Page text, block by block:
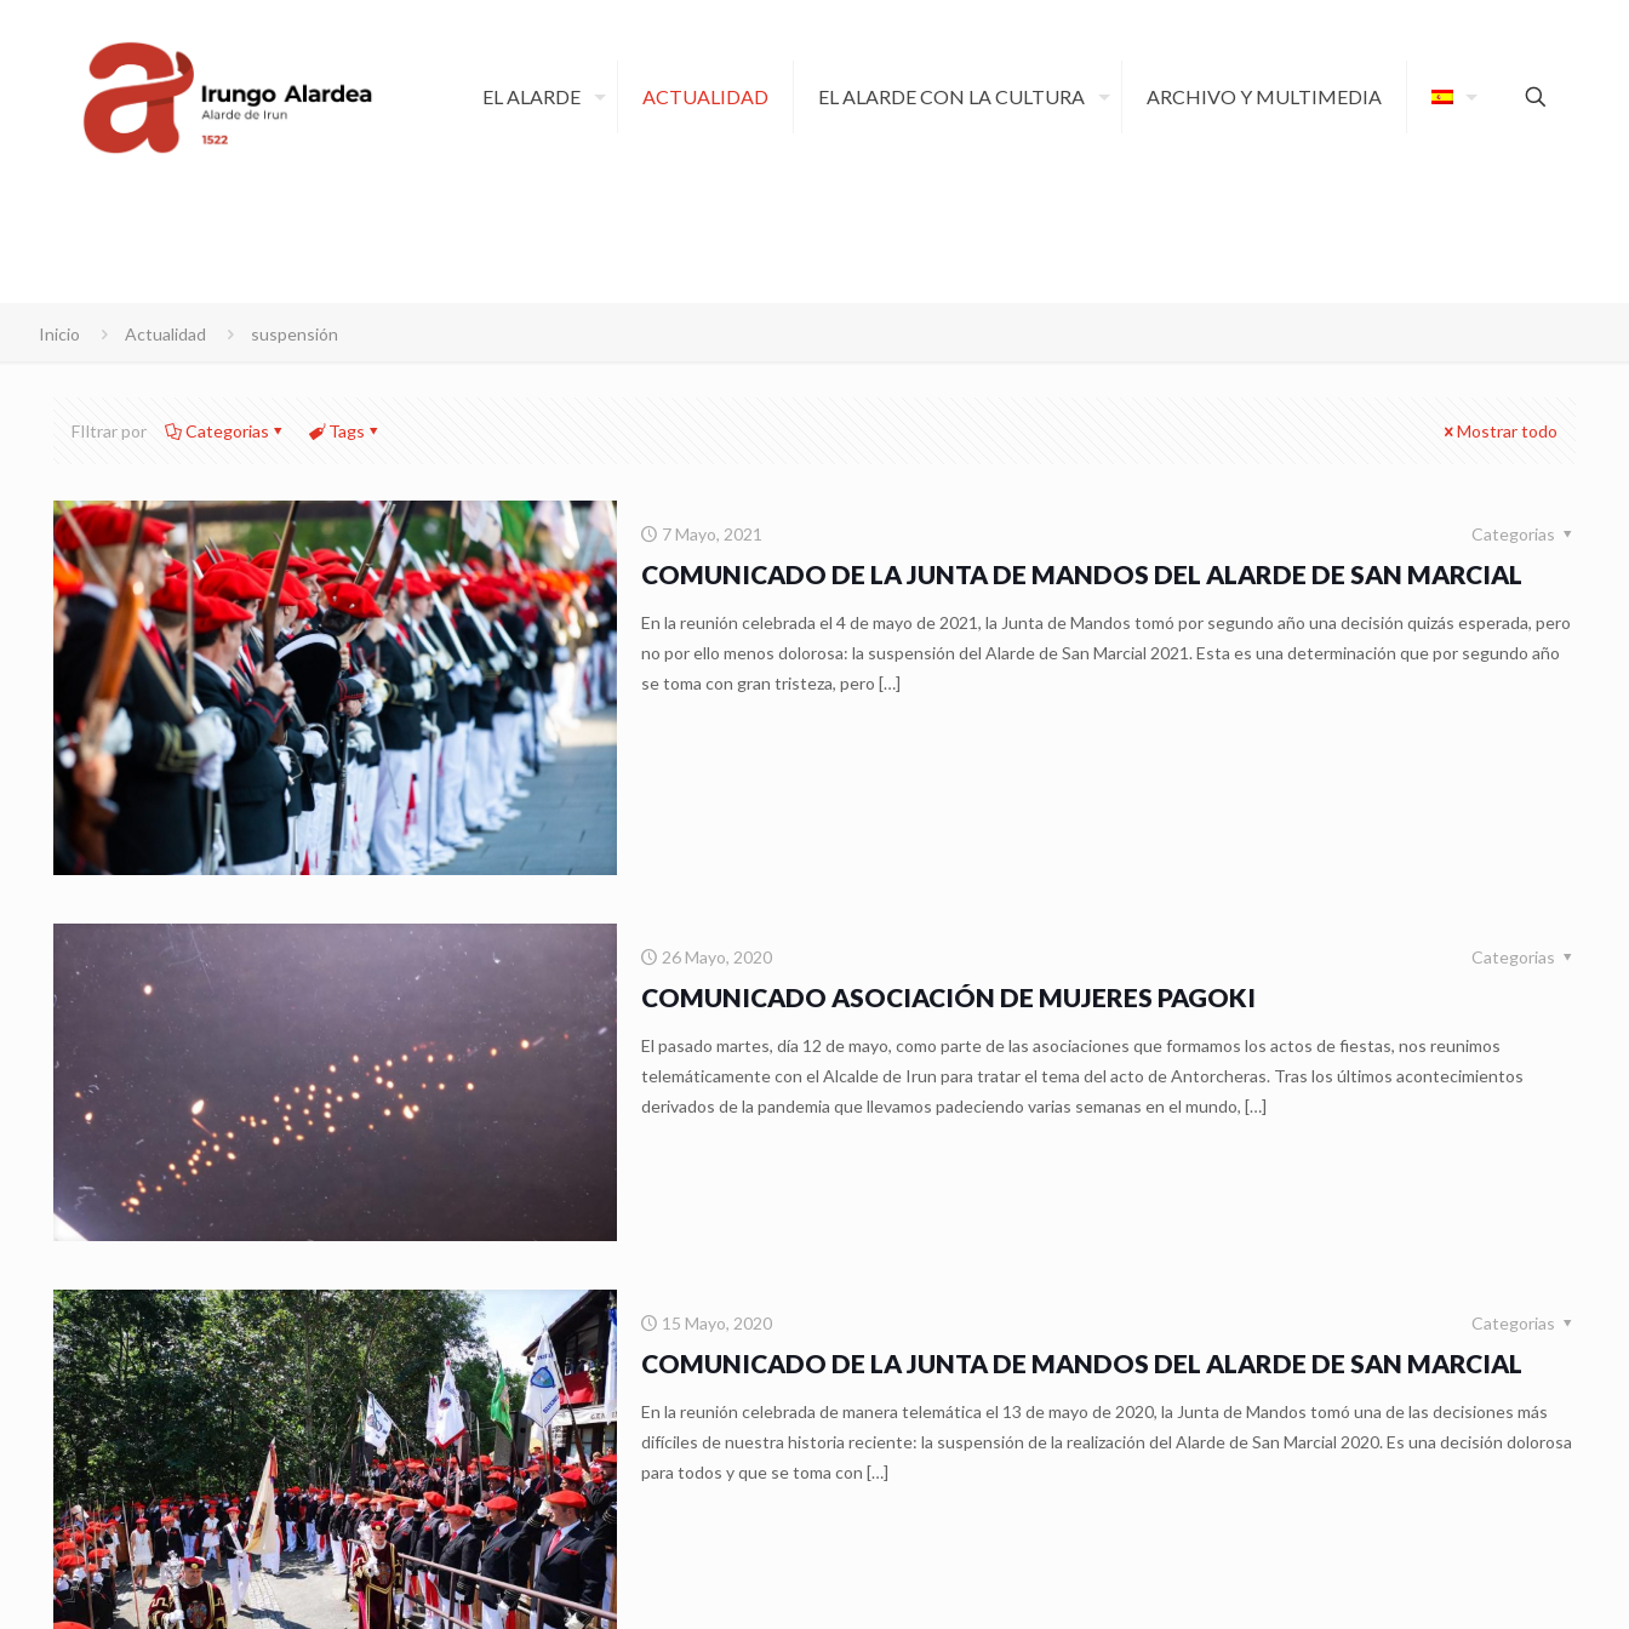
EL ALARDE ACTUALIDAD EL ALARDE CON LA CULTURA ARCHIVO Y MULTIMEDIA
Inicio Actualidad suspensión
FIltrar por Categorias Tags Mostrar todo
7 Mayo, 2021 Categorias
COMUNICADO DE LA JUNTA DE MANDOS DEL ALARDE DE SAN MARCIAL
En la reunión celebrada el 4 de mayo de 2021, la Junta de Mandos tomó por segundo año una decisión quizás esperada, pero
no por ello menos dolorosa: la suspensión del Alarde de San Marcial 2021. Esta es una determinación que por segundo año
se toma con gran tristeza, pero […]
26 Mayo, 2020 Categorias
COMUNICADO ASOCIACIÓN DE MUJERES PAGOKI
El pasado martes, día 12 de mayo, como parte de las asociaciones que formamos los actos de fiestas, nos reunimos
telemáticamente con el Alcalde de Irun para tratar el tema del acto de Antorcheras. Tras los últimos acontecimientos
derivados de la pandemia que llevamos padeciendo varias semanas en el mundo, […]
15 Mayo, 2020 Categorias
COMUNICADO DE LA JUNTA DE MANDOS DEL ALARDE DE SAN MARCIAL
En la reunión celebrada de manera telemática el 13 de mayo de 2020, la Junta de Mandos tomó una de las decisiones más
difíciles de nuestra historia reciente: la suspensión de la realización del Alarde de San Marcial 2020. Es una decisión dolorosa
para todos y que se toma con […]